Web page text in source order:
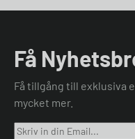
Få
Få tillgång till exklusiva
mycket mer.